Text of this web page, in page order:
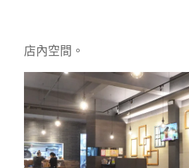
店內空間。